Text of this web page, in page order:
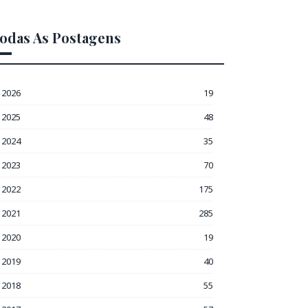
As Postagens
2026
19
2025
48
2024
35
2023
70
2022
175
2021
285
2020
19
2019
40
2018
55